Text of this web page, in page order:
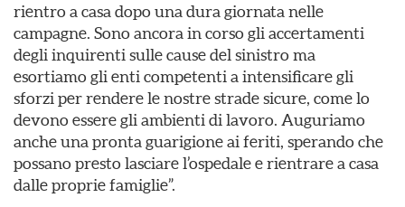
rientro a casa dopo una dura giornata nelle
campagne. Sono ancora in corso gli accertamenti
degli inquirenti sulle cause del sinistro ma
esortiamo gli enti competenti a intensificare gli
sforzi per rendere le nostre strade sicure, come lo
devono essere gli ambienti di lavoro. Auguriamo
anche una pronta guarigione ai feriti, sperando che
possano presto lasciare l’ospedale e rientrare a casa
dalle proprie famiglie”.